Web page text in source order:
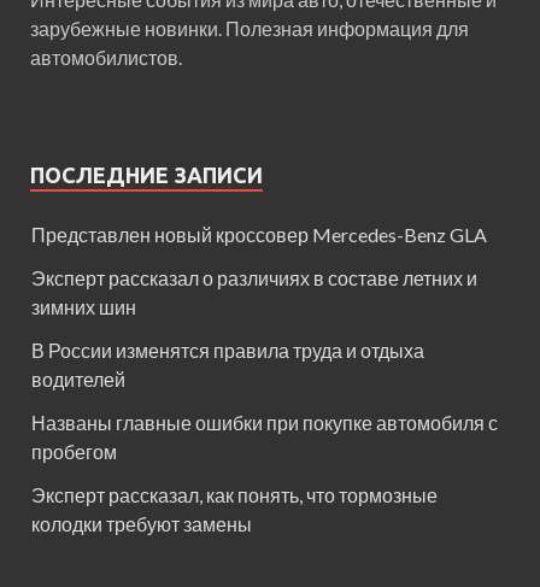
зарубежные новинки. Полезная информация для
автомобилистов.
ПОСЛЕДНИЕ ЗАПИСИ
Представлен новый кроссовер Mercedes-Benz GLA
Эксперт рассказал о различиях в составе летних и
зимних шин
В России изменятся правила труда и отдыха
водителей
Названы главные ошибки при покупке автомобиля с
пробегом
Эксперт рассказал, как понять, что тормозные
колодки требуют замены